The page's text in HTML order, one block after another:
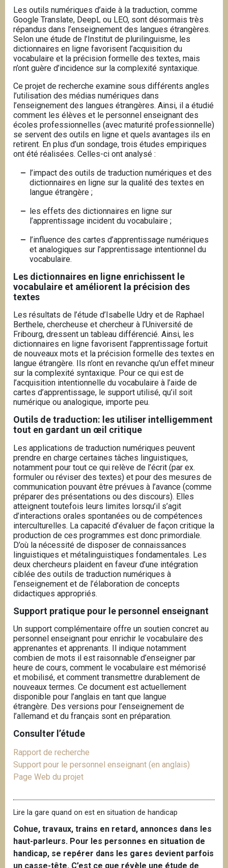
Les outils numériques d’aide à la traduction, comme
Google Translate, DeepL ou LEO, sont désormais très
répandus dans l’enseignement des langues étrangères.
Selon une étude de l’Institut de plurilinguisme, les
dictionnaires en ligne favorisent l’acquisition du
vocabulaire et la précision formelle des textes, mais
n’ont guère d’incidence sur la complexité syntaxique.
Ce projet de recherche examine sous différents angles
l’utilisation des médias numériques dans
l’enseignement des langues étrangères. Ainsi, il a étudié
comment les élèves et le personnel enseignant des
écoles professionnelles (avec maturité professionnelle)
se servent des outils en ligne et quels avantages ils en
retirent. En plus d’un sondage, trois études empiriques
ont été réalisées. Celles-ci ont analysé :
l’impact des outils de traduction numériques et des
dictionnaires en ligne sur la qualité des textes en
langue étrangère ;
les effets des dictionnaires en ligne sur
l’apprentissage incident du vocabulaire ;
l’influence des cartes d’apprentissage numériques
et analogiques sur l’apprentissage intentionnel du
vocabulaire.
Les dictionnaires en ligne enrichissent le
vocabulaire et améliorent la précision des
textes
Les résultats de l’étude d’Isabelle Udry et de Raphael
Berthele, chercheuse et chercheur à l’Université de
Fribourg, dressent un tableau différencié. Ainsi, les
dictionnaires en ligne favorisent l’apprentissage fortuit
de nouveaux mots et la précision formelle des textes en
langue étrangère. Ils n’ont en revanche qu’un effet mineur
sur la complexité syntaxique. Pour ce qui est de
l’acquisition intentionnelle du vocabulaire à l’aide de
cartes d’apprentissage, le support utilisé, qu’il soit
numérique ou analogique, importe peu.
Outils de traduction: les utiliser intelligemment
tout en gardant un œil critique
Les applications de traduction numériques peuvent
prendre en charge certaines tâches linguistiques,
notamment pour tout ce qui relève de l’écrit (par ex.
formuler ou réviser des textes) et pour des mesures de
communication pouvant être prévues à l’avance (comme
préparer des présentations ou des discours). Elles
atteignent toutefois leurs limites lorsqu’il s’agit
d’interactions orales spontanées ou de compétences
interculturelles. La capacité d’évaluer de façon critique la
production de ces programmes est donc primordiale.
D’où la nécessité de disposer de connaissances
linguistiques et métalinguistiques fondamentales. Les
deux chercheurs plaident en faveur d’une intégration
ciblée des outils de traduction numériques à
l’enseignement et de l’élaboration de concepts
didactiques appropriés.
Support pratique pour le personnel enseignant
Un support complémentaire offre un soutien concret au
personnel enseignant pour enrichir le vocabulaire des
apprenantes et apprenants. Il indique notamment
combien de mots il est raisonnable d’enseigner par
heure de cours, comment le vocabulaire est mémorisé
et mobilisé, et comment transmettre durablement de
nouveaux termes. Ce document est actuellement
disponible pour l’anglais en tant que langue
étrangère. Des versions pour l’enseignement de
l’allemand et du français sont en préparation.
Consulter l’étude
Rapport de recherche
Support pour le personnel enseignant (en anglais)
Page Web du projet
Lire la gare quand on est en situation de handicap
Cohue, travaux, trains en retard, annonces dans les
haut-parleurs. Pour les personnes en situation de
handicap, se repérer dans les gares devient parfois
un casse-tête. C’est ce que révèle une étude de